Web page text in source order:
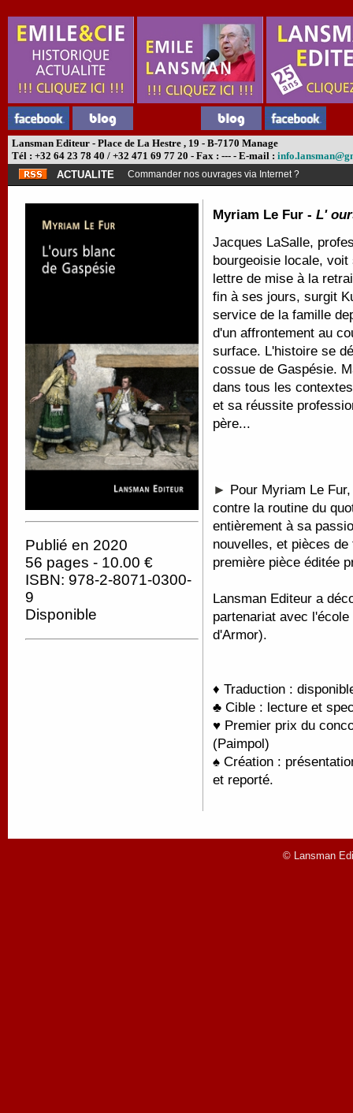
Lansman Editeur - Place de La Hestre , 19 - B-7170 Manage
Tél : +32 64 23 78 40 / +32 471 69 77 20 - Fax : --- - E-mail :
ACTUALITE
Commander nos ouvrages via Internet ?
Publié en 2020
56 pages - 10.00 €
ISBN: 978-2-8071-0300-
9
Disponible
Myriam Le Fur - L'
Jacques LaSalle,
bourgeoisie locale,
lettre de mise à la
fin à ses jours, surgit
service de la famille
d'un affrontement au
surface. L'histoire se
cossue de Gaspésie.
dans tous les
et sa réussite
père...
► Pour Myriam Le
contre la routine du
entièrement à sa
nouvelles, et pièces
première pièce éditée
Lansman Editeur a
partenariat avec
d'Armor).
♦ Traduction :
♣ Cible : lecture et
♥ Premier prix du
(Paimpol)
♠ Création :
et reporté.
© Lansman